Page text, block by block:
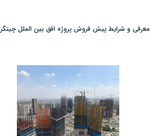
معرفی و شرایط پیش فروش پروژه افق بین الملل چیتگر